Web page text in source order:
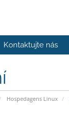
Kontaktujte nás
Hospedagens Linux